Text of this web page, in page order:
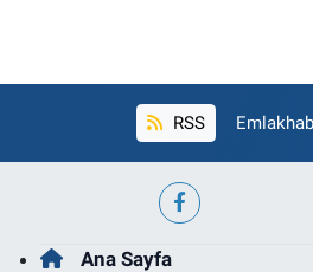
RSS
Ana Sayfa